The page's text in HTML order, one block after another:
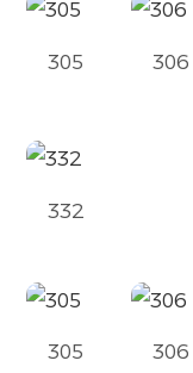
305 306
332
305 306